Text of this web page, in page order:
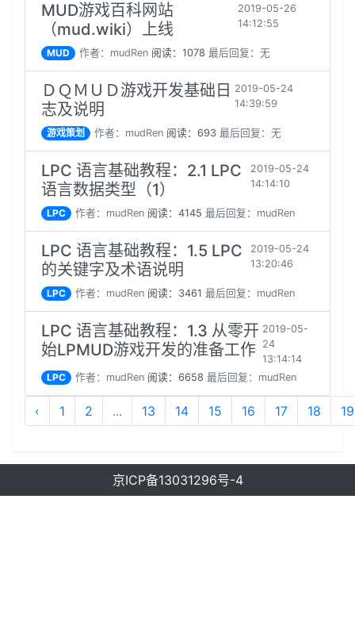
MUD游戏百科网站
（mud.wiki）上线
2019-05-26
14:12:55
MUD 作者：mudRen 阅读：1078最后回复：无
ＤＱＭＵＤ游戏开发基础日
志及说明
2019-05-24
14:39:59
游戏策划 作者：mudRen 阅读：693最后回复：无
LPC 语言基础教程：2.1 LPC
语言数据类型（1）
2019-05-24
14:14:10
LPC 作者：mudRen 阅读：4145最后回复：mudRen
LPC 语言基础教程：1.5 LPC
的关键字及术语说明
2019-05-24
13:20:46
LPC 作者：mudRen 阅读：3461最后回复：mudRen
LPC 语言基础教程：1.3 从零开
始LPMUD游戏开发的准备工作
2019-05-
24
13:14:14
LPC
作者：mudRen 阅读：6658最后回复：mudRen
‹ 1 2 ... 13 14 15 16 17 18 19
京ICP备13031296号-4